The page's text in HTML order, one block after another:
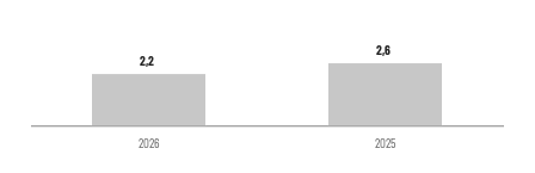
2,2
2,2
2,6
2,6
2026 2025